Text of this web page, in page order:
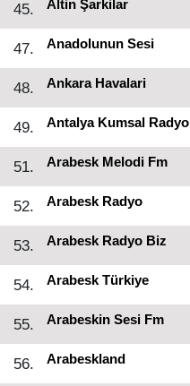
45. Altin Şarkilar
47. Anadolunun Sesi
48. Ankara Havalari
49. Antalya Kumsal Radyo
51. Arabesk Melodi Fm
52. Arabesk Radyo
53. Arabesk Radyo Biz
54. Arabesk Türkiye
55. Arabeskin Sesi Fm
56. Arabeskland